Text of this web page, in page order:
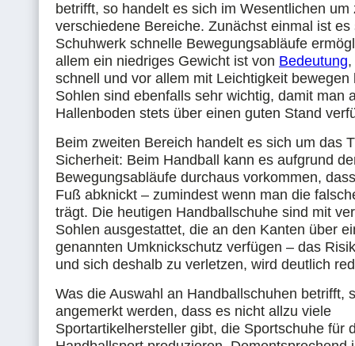
betrifft, so handelt es sich im Wesentlichen um
verschiedene Bereiche. Zunächst einmal ist es
Schuhwerk schnelle Bewegungsabläufe
allem ein niedriges Gewicht ist von Bedeutung
schnell und vor allem mit Leichtigkeit bewegen
Sohlen sind ebenfalls sehr wichtig, damit man
Hallenboden stets über einen guten Stand
Beim zweiten Bereich handelt es sich um das
Sicherheit: Beim Handball kann es aufgrund
Bewegungsabläufe durchaus vorkommen,
Fuß abknickt – zumindest wenn man die
trägt. Die heutigen Handballschuhe sind mit
Sohlen ausgestattet, die an den Kanten über
genannten Umknickschutz verfügen – das
und sich deshalb zu verletzen, wird deutlich
Was die Auswahl an Handballschuhen betrifft,
angemerkt werden, dass es nicht allzu viele
Sportartikelhersteller gibt, die Sportschuhe für